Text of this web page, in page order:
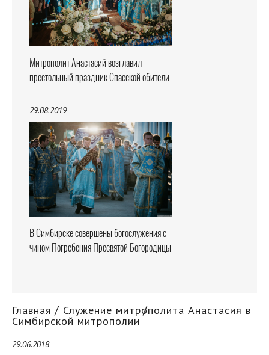
Митрополит Анастасий возглавил
престольный праздник Спасской обители
29.08.2019
В Симбирске совершены богослужения с
чином Погребения Пресвятой Богородицы
Главная Служение митрополита Анастасия в
Симбирской митрополии
29.06.2018